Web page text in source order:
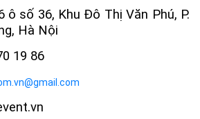
ô số 36, Khu Đô Thị Văn Phú, P.
Hà Nội
19 86